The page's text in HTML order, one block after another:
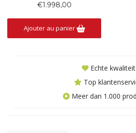
200x53x210
€1.998,00
Ajouter au panier
Echte kwaliteit
Top
Meer dan 1.000